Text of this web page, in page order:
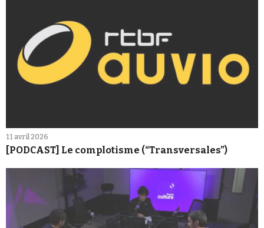
11 avril 2026
[PODCAST] Le complotisme (“Transversales”)